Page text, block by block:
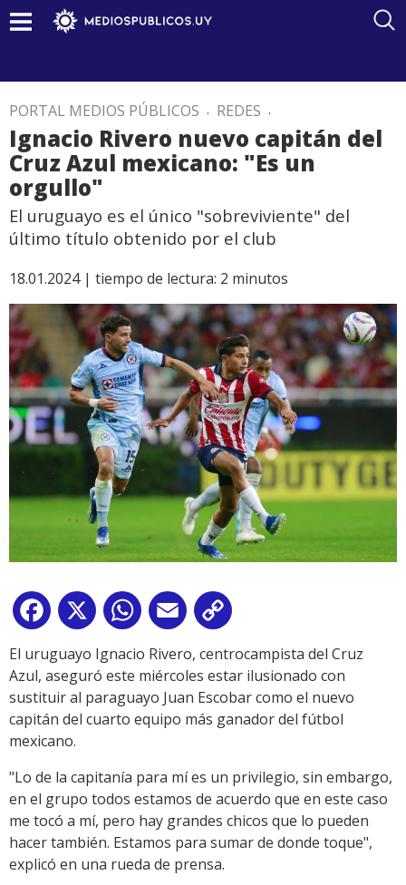
PORTAL MEDIOS PÚBLICOS . REDES .
Ignacio Rivero nuevo capitán del
Cruz Azul mexicano: "Es un
orgullo"
El uruguayo es el único "sobreviviente" del
último título obtenido por el club
18.01.2024 | tiempo de lectura: 2 minutos
Facebook
X WhatsApp
Email
Link
El uruguayo Ignacio Rivero, centrocampista del Cruz
Azul, aseguró este miércoles estar ilusionado con
sustituir al paraguayo Juan Escobar como el nuevo
capitán del cuarto equipo más ganador del fútbol
mexicano.
"Lo de la capitanía para mí es un privilegio, sin embargo,
en el grupo todos estamos de acuerdo que en este caso
me tocó a mí, pero hay grandes chicos que lo pueden
hacer también. Estamos para sumar de donde toque",
explicó en una rueda de prensa.